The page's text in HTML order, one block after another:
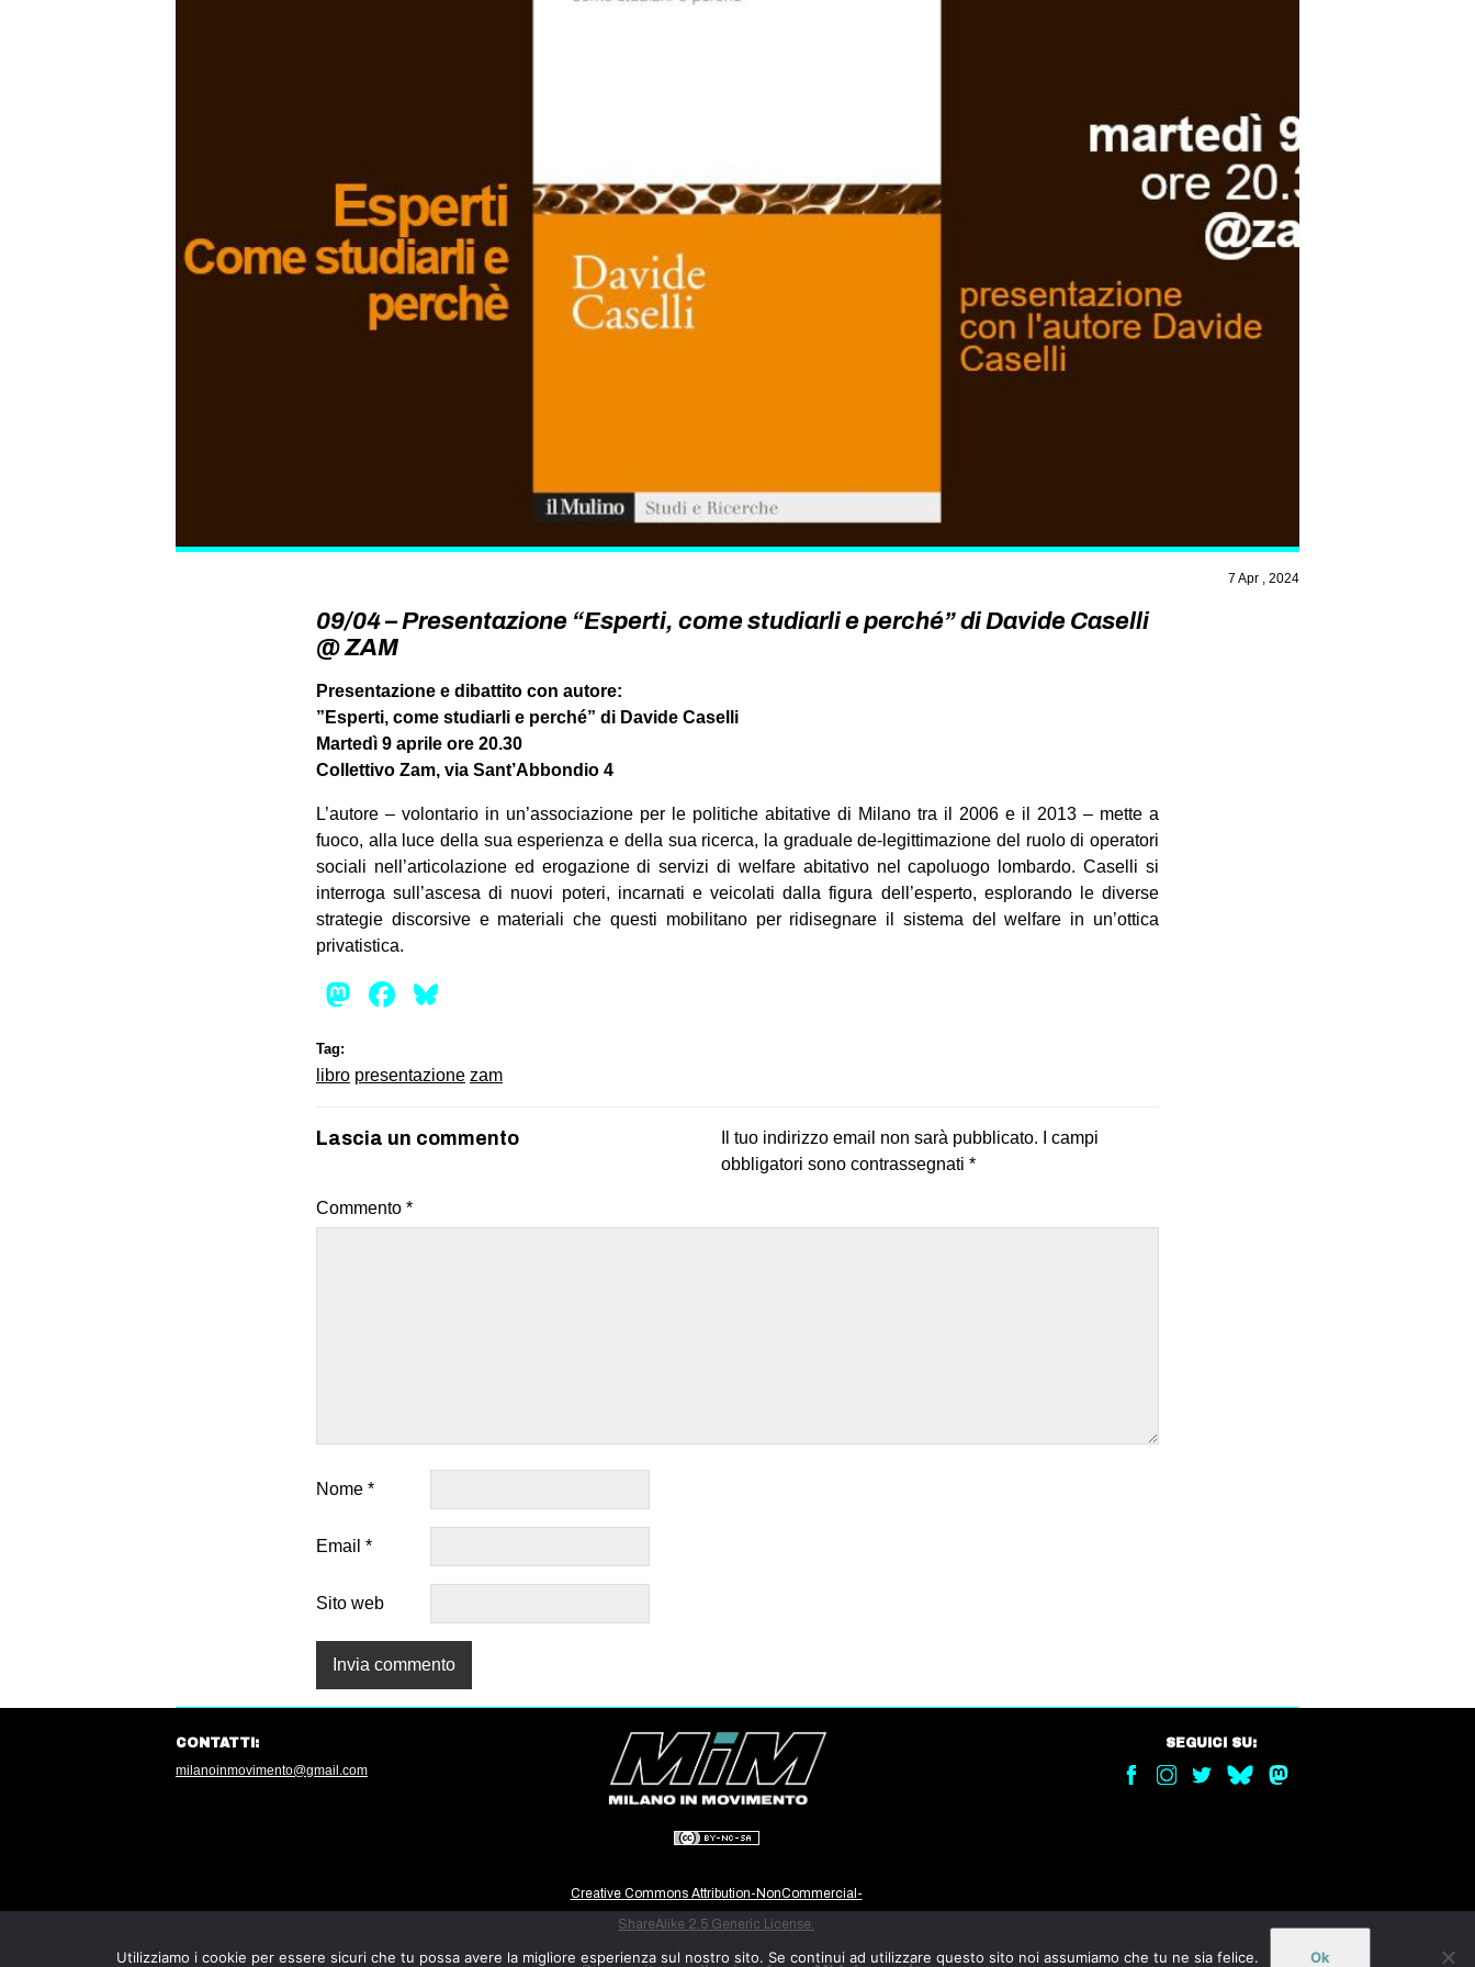
7 Apr , 2024
09/04 – Presentazione “Esperti, come studiarli e perché” di Davide Caselli
@ ZAM
Presentazione e dibattito con autore:
”Esperti, come studiarli e perché” di Davide Caselli
Martedì 9 aprile ore 20.30
Collettivo Zam, via Sant’Abbondio 4
L’autore – volontario in un’associazione per le politiche abitative di Milano tra il 2006 e il 2013 – mette a
fuoco, alla luce della sua esperienza e della sua ricerca, la graduale de-legittimazione del ruolo di operatori
sociali nell’articolazione ed erogazione di servizi di welfare abitativo nel capoluogo lombardo. Caselli si
interroga sull’ascesa di nuovi poteri, incarnati e veicolati dalla figura dell’esperto, esplorando le diverse
strategie discorsive e materiali che questi mobilitano per ridisegnare il sistema del welfare in un’ottica
privatistica.
Mastodon
Facebook
Tag:
libro presentazione zam
Lascia un commento Il tuo indirizzo email non sarà pubblicato.
I campi
obbligatori sono contrassegnati *
Commento *
Nome *
Email *
Sito web
Creative Commons Attribution-NonCommercial-
ShareAlike 2.5 Generic License.
CONTATTI:
milanoinmovimento@gmail.com
SEGUICI SU:
Utilizziamo i cookie per essere sicuri che tu possa avere la migliore esperienza sul nostro sito. Se continui ad utilizzare questo sito noi assumiamo che tu ne sia felice. Ok